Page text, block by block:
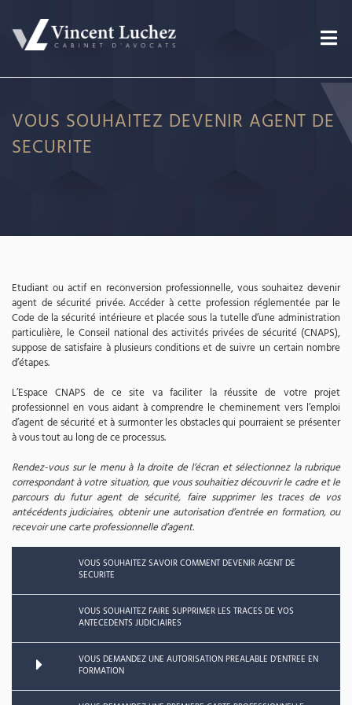
VOUS SOUHAITEZ DEVENIR AGENT DE
SECURITE
Etudiant ou actif en reconversion professionnelle, vous souhaitez devenir
agent de sécurité privée. Accéder à cette profession réglementée par le
Code de la sécurité intérieure et placée sous la tutelle d’une administration
particulière, le Conseil national des activités privées de sécurité (CNAPS),
suppose de satisfaire à plusieurs conditions et de suivre un certain nombre
d’étapes.
L’Espace CNAPS de ce site va faciliter la réussite de votre projet
professionnel en vous aidant à comprendre le cheminement vers l’emploi
d’agent de sécurité et à surmonter les obstacles qui pourraient se présenter
à vous tout au long de ce processus.
Rendez-vous sur le menu à la droite de l’écran et sélectionnez la rubrique
correspondant à votre situation, que vous souhaitiez découvrir le cadre et le
parcours du futur agent de sécurité, faire supprimer les traces de vos
antécédents judiciaires, obtenir une autorisation d’entrée en formation, ou
recevoir une carte professionnelle d’agent.
VOUS SOUHAITEZ SAVOIR COMMENT DEVENIR AGENT DE
SECURITE
VOUS SOUHAITEZ FAIRE SUPPRIMER LES TRACES DE VOS
ANTECEDENTS JUDICIAIRES
VOUS DEMANDEZ UNE AUTORISATION PREALABLE D’ENTREE EN
FORMATION